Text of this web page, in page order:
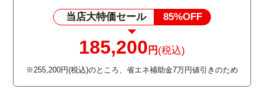
当店大特価セール 85%OFF
185,200 円 (税込)
※255,200円(税込)のところ、省エネ補助金7万円値引きのため